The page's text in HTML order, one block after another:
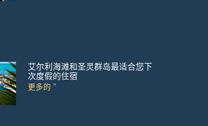
艾尔利海滩和圣灵群岛最适合您下
次度假的住宿
更多的 ”